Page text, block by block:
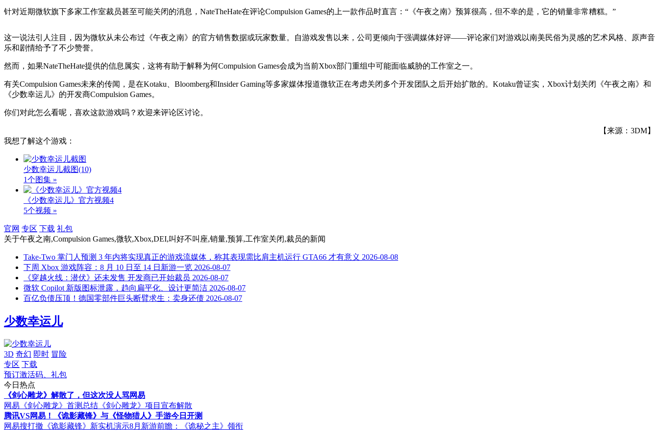
针对近期微软旗下多家工作室裁员甚至可能关闭的消息，NateTheHate在评论Compulsion Games的上一款作品时直言：“《午夜之南》预算很高，但不幸的是，它的销量非常糟糕。”
这一说法引人注目，因为微软从未公布过《午夜之南》的官方销售数据或玩家数量。自游戏发售以来，公司更倾向于强调媒体好评——评论家们对游戏以南美民俗为灵感的艺术风格、原声音
乐和剧情给予了不少赞誉。
然而，如果NateTheHate提供的信息属实，这将有助于解释为何Compulsion Games会成为当前Xbox部门重组中可能面临威胁的工作室之一。
有关Compulsion Games未来的传闻，是在Kotaku、Bloomberg和Insider Gaming等多家媒体报道微软正在考虑关闭多个开发团队之后开始扩散的。Kotaku曾证实，Xbox计划关闭《午夜之南》和
《少数幸运儿》的开发商Compulsion Games。
你们对此怎么看呢，喜欢这款游戏吗？欢迎来评论区讨论。
【来源：3DM】
我想了解这个游戏：
少数幸运儿截图(10)
1个图集 »
《少数幸运儿》官方视频4
5个视频 »
官网 专区 下载 礼包
关于午夜之南,Compulsion Games,微软,Xbox,DEI,叫好不叫座,销量,预算,工作室关闭,裁员的新闻
Take-Two 掌门人预测 3 年内将实现真正的游戏流媒体，称其表现需比肩主机运行 GTA66 才有意义 2026-08-08
下周 Xbox 游戏阵容：8 月 10 日至 14 日新游一览 2026-08-07
《穿越火线：潜伏》还未发售 开发商已开始裁员 2026-08-07
微软 Copilot 新版图标泄露，趋向扁平化、设计更简洁 2026-08-07
百亿负债压顶！德国零部件巨头断臂求生：卖身还债 2026-08-07
少数幸运儿
3D 奇幻 即时 冒险
专区 下载
预订激活码、礼包
今日热点
《剑心雕龙》解散了，但这次没人骂网易
网易《剑心雕龙》首测总结 《剑心雕龙》项目宣布解散
腾讯VS网易！《诡影藏锋》与《怪物猎人》手游今日开测
网易搜打撤《诡影藏锋》新实机演示8月新游前瞻：《诡秘之主》领衔